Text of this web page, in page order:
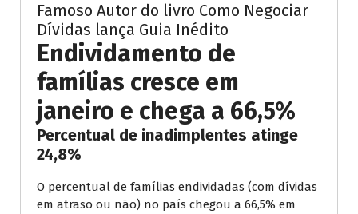
Famoso Autor do livro Como Negociar
Dívidas lança Guia Inédito
Endividamento de
famílias cresce em
janeiro e chega a 66,5%
Percentual de inadimplentes atinge
24,8%
O percentual de famílias endividadas (com dívidas
em atraso ou não) no país chegou a 66,5% em